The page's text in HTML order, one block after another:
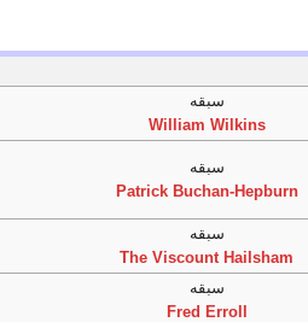
سبقه
William Wilkins
سبقه
Patrick Buchan-Hepburn
سبقه
The Viscount Hailsham
سبقه
Fred Erroll